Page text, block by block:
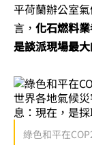
平荷蘭辦公室
言， 化石燃料
是談派現場最
綠色和平在